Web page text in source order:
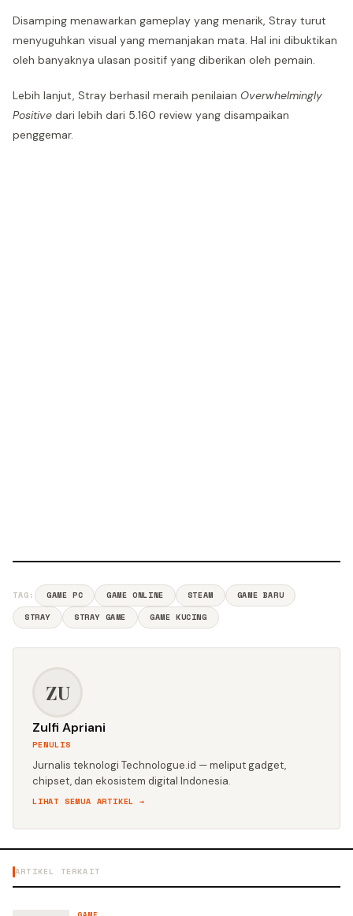
Disamping menawarkan gameplay yang menarik, Stray turut
menyuguhkan visual yang memanjakan mata. Hal ini dibuktikan
oleh banyaknya ulasan positif yang diberikan oleh pemain.
Lebih lanjut, Stray berhasil meraih penilaian Overwhelmingly
Positive dari lebih dari 5.160 review yang disampaikan
penggemar.
TAG: GAME PC GAME ONLINE STEAM
GAME BARU
STRAY
STRAY GAME GAME KUCING
ZU
Zulfi Apriani
PENULIS
Jurnalis teknologi Technologue.id — meliput gadget,
chipset, dan ekosistem digital Indonesia.
LIHAT SEMUA ARTIKEL →
ARTIKEL TERKAIT